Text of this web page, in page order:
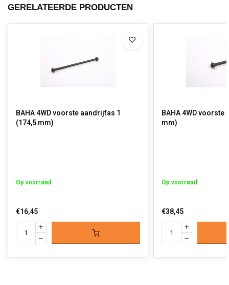
GERELATEERDE PRODUCTEN
BAHA 4WD voorste aandrijfas 1
(174,5 mm)
Op voorraad
€16,45
BAHA 4WD
mm)
Op voorraad
€38,45